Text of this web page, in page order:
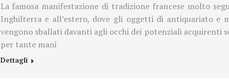
La famosa manifestazione di tradizione francese molto
Inghilterra e all’estero, dove gli oggetti di antiquariato e
vengono sballati davanti agli occhi dei potenziali acquirenti
per tante mani
Dettagli